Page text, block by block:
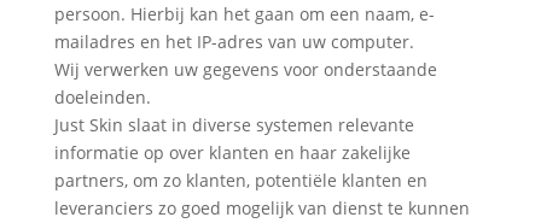
persoon. Hierbij kan het gaan om een naam, e-
mailadres en het IP-adres van uw computer.
Wij verwerken uw gegevens voor onderstaande
doeleinden.
Just Skin slaat in diverse systemen relevante
informatie op over klanten en haar zakelijke
partners, om zo klanten, potentiële klanten en
leveranciers zo goed mogelijk van dienst te kunnen